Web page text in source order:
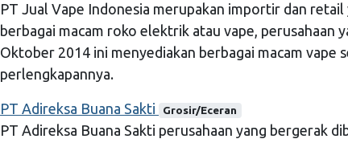
PT Jual Vape Indonesia merupakan importir dan retail
berbagai macam roko elektrik atau vape, perusahaan
Oktober 2014 ini menyediakan berbagai macam vape
perlengkapannya.
PT Adireksa Buana Sakti Grosir/Eceran
PT Adireksa Buana Sakti perusahaan yang bergerak